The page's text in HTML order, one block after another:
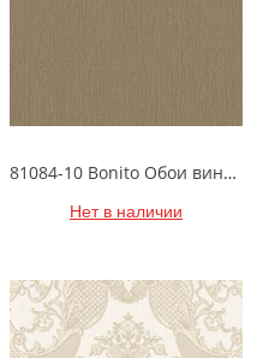
81084-10 Bonito Обои виниловые на бумажной основе 1.06*15.5
Нет в наличии